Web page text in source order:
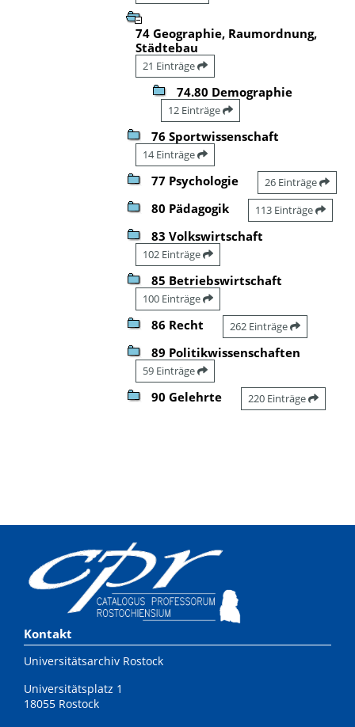
74 Geographie, Raumordnung,
Städtebau
21 Einträge
74.80 Demographie
12 Einträge
76 Sportwissenschaft
14 Einträge
77 Psychologie 26 Einträge
80 Pädagogik 113 Einträge
83 Volkswirtschaft
102 Einträge
85 Betriebswirtschaft
100 Einträge
86 Recht 262 Einträge
89 Politikwissenschaften
59 Einträge
90 Gelehrte 220 Einträge
Kontakt
Universitätsarchiv Rostock
Universitätsplatz 1
18055 Rostock